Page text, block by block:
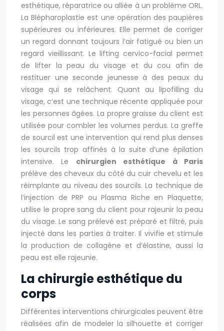
esthétique, réparatrice ou alliée à un problème ORL.
La Blépharoplastie est une opération des paupières
supérieures ou inférieures. Elle permet de corriger
un regard donnant toujours l’air fatigué ou bien un
regard vieillissant. Le lifting cervico-facial permet
de lifter la peau du visage et du cou afin de
restituer une seconde jeunesse à des peaux du
visage qui se relâchent. Quant au lipofilling du
visage, c’est une technique récente appliquée pour
les personnes âgées. La propre graisse du client est
utilisée pour combler les volumes perdus. La greffe
de sourcil est une intervention qui rend plus denses
les sourcils trop affinés à la suite d’une épilation
intensive. Le chirurgien esthétique à Paris
prélève des cheveux du côté du cuir chevelu et les
réimplante au niveau des sourcils. La technique de
l’injection de PRP ou Plasma Riche en Plaquette,
utilise le propre sang du client pour rajeunir la peau
du visage. Le sang prélevé est préparé et filtré, puis
injecté dans les parties à traiter. Il vivifie et stimule
la production de collagène et d’élastine, aussi la
peau est elle rajeunie.
La chirurgie esthétique du
corps
Différentes interventions chirurgicales peuvent être
réalisées afin de modeler la silhouette et corriger